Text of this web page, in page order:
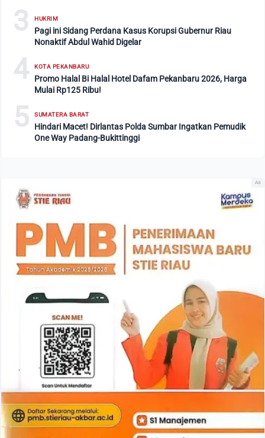
3 HUKRIM
Pagi ini Sidang Perdana Kasus Korupsi Gubernur Riau
Nonaktif Abdul Wahid Digelar
4 KOTA PEKANBARU
Promo Halal Bi Halal Hotel Dafam Pekanbaru 2026, Harga
Mulai Rp125 Ribu!
5 SUMATERA BARAT
Hindari Macet! Dirlantas Polda Sumbar Ingatkan Pemudik
One Way Padang-Bukittinggi
Ad